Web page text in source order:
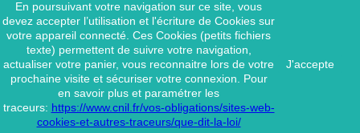
DISCOGRAPHIE 45 TOURS
DISCOGRAPHIE 33 TOURS
DVD
MAGAZINE
  FERRAT Jean & SES
INTERPRÈTES
DISCOGRAPHIE CD
  FERRÉ Léo
En poursuivant votre navigation sur ce site, vous
devez accepter l’utilisation et l'écriture de Cookies sur
votre appareil connecté. Ces Cookies (petits fichiers
texte) permettent de suivre votre navigation,
actualiser votre panier, vous reconnaitre lors de votre
prochaine visite et sécuriser votre connexion. Pour
en savoir plus et paramétrer les
traceurs: https://www.cnil.fr/vos-obligations/sites-web-
cookies-et-autres-traceurs/que-dit-la-loi/
J'accepte